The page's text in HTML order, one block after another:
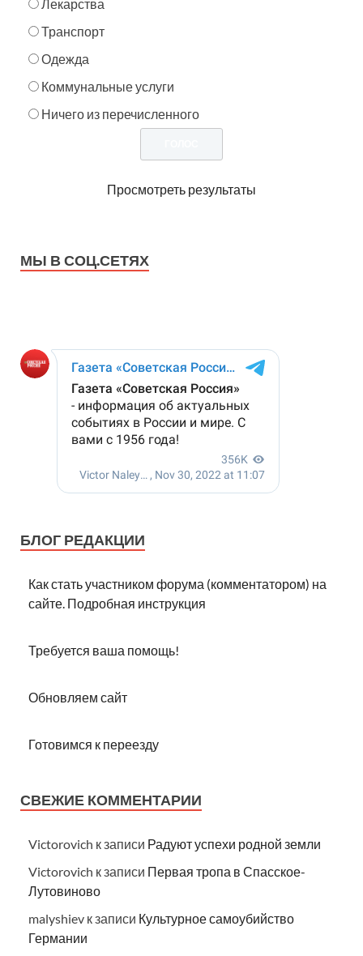
Лекарства
Транспорт
Одежда
Коммунальные услуги
Ничего из перечисленного
Просмотреть результаты
МЫ В СОЦ.СЕТЯХ
БЛОГ РЕДАКЦИИ
Как стать участником форума (комментатором) на
сайте. Подробная инструкция
Требуется ваша помощь!
Обновляем сайт
Готовимся к переезду
СВЕЖИЕ КОММЕНТАРИИ
Victorovich к записи Радуют успехи родной земли
Victorovich к записи Первая тропа в Спасское-
Лутовиново
malyshiev к записи Культурное самоубийство
Германии